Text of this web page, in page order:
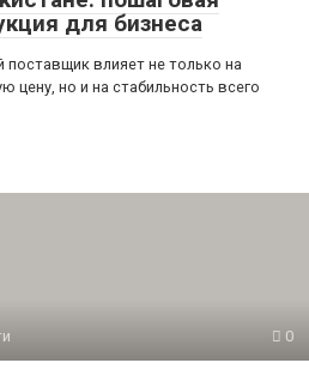
для бизнеса
влияет не только на
цену, но и на стабильность всего
0